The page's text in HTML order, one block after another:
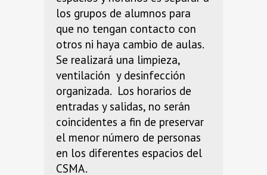
los grupos de alumnos para
que no tengan contacto con
otros ni haya cambio de aulas.
Se realizará una limpieza,
ventilación y desinfección
organizada. Los horarios de
entradas y salidas, no serán
coincidentes a fin de preservar
el menor número de personas
en los diferentes espacios del
CSMA.